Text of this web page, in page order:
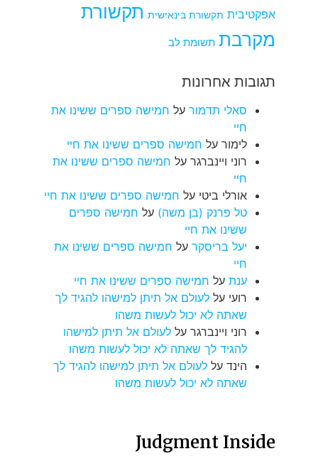
אפקטיבית תקשורת בינאישית תקשורת
מקרבת תשומת לב
תגובות אחרונות
סאלי תדמור על חמישה ספרים ששינו את
חיי
לימור על חמישה ספרים ששינו את חיי
רוני ויינברגר על חמישה ספרים ששינו את
חיי
אורלי ביטי על חמישה ספרים ששינו את חיי
טל פרנק (בן משה) על חמישה ספרים
ששינו את חיי
יעל בריסקר על חמישה ספרים ששינו את
חיי
ענת על חמישה ספרים ששינו את חיי
רועי על לעולם אל תיתן למישהו להגיד לך
שאתה לא יכול לעשות משהו
רוני ויינברגר על לעולם אל תיתן למישהו
להגיד לך שאתה לא יכול לעשות משהו
הינד על לעולם אל תיתן למישהו להגיד לך
שאתה לא יכול לעשות משהו
Judgment Inside